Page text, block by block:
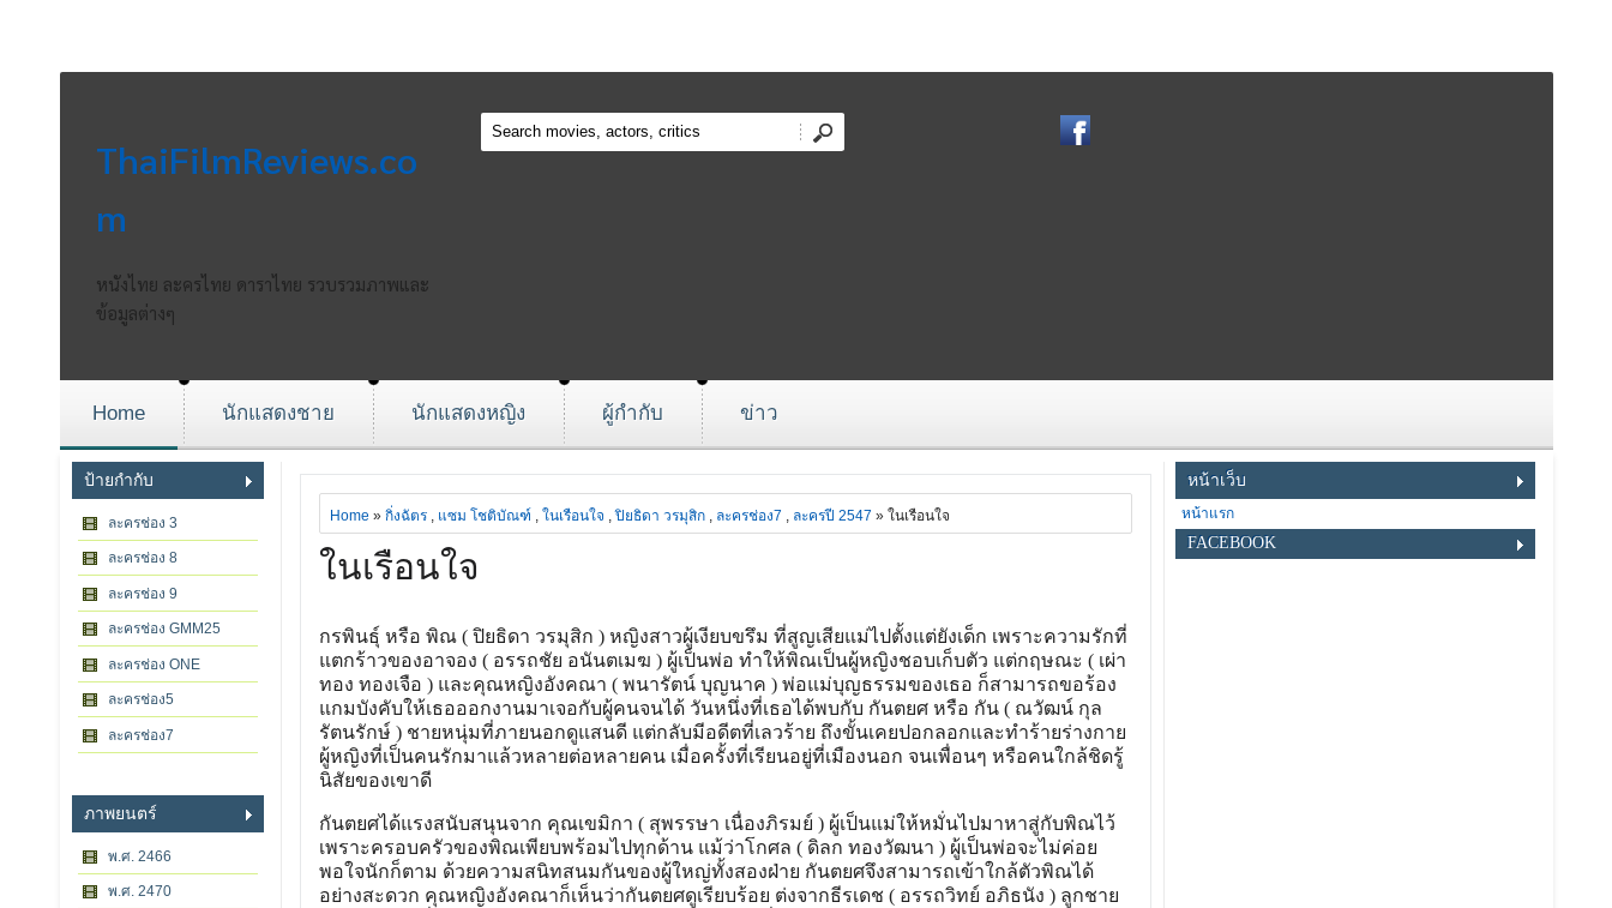
ThaiFilmReviews.co
m
หนังไทย ละครไทย ดาราไทย รวบรวมภาพและ
ข้อมูลต่างๆ
Home นักแสดงชาย นักแสดงหญิง ผู้กำกับ ข่าว
ป้ายกำกับ
ละครช่อง 3
ละครช่อง 8
ละครช่อง 9
ละครช่อง GMM25
ละครช่อง ONE
ละครช่อง5
ละครช่อง7
ภาพยนตร์
พ.ศ. 2466
พ.ศ. 2470
Home » กิ่งฉัตร, แซม โชติบัณฑ์ , ในเรือนใจ ,ปิยธิดา วรมุสิก, ละครช่อง7 , ละครปี 2547 » ในเรือนใจ
ในเรือนใจ
กรพินธุ์ หรือ พิณ ( ปิยธิดา วรมุสิก ) หญิงสาวผู้เงียบขรึม ที่สูญเสียแม่ไปตั้งแต่ยังเด็ก เพราะความรักที่
แตกร้าวของอาจอง ( อรรถชัย อนันตเมฆ ) ผู้เป็นพ่อ ทำให้พิณเป็นผู้หญิงชอบเก็บตัว แต่กฤษณะ ( เผ่า
ทอง ทองเจือ ) และคุณหญิงอังคณา ( พนารัตน์ บุญนาค ) พ่อแม่บุญธรรมของเธอ ก็สามารถขอร้อง
แกมบังคับให้เธอออกงานมาเจอกับผู้คนจนได้ วันหนึ่งที่เธอได้พบกับ กันตยศ หรือ กัน ( ณวัฒน์ กุล
รัตนรักษ์ ) ชายหนุ่มที่ภายนอกดูแสนดี แต่กลับมีอดีตที่เลวร้าย ถึงขั้นเคยปอกลอกและทำร้ายร่างกาย
ผู้หญิงที่เป็นคนรักมาแล้วหลายต่อหลายคน เมื่อครั้งที่เรียนอยู่ที่เมืองนอก จนเพื่อนๆ หรือคนใกล้ชิดรู้
นิสัยของเขาดี
กันตยศได้แรงสนับสนุนจาก คุณเขมิกา ( สุพรรษา เนื่องภิรมย์ ) ผู้เป็นแม่ให้หมั่นไปมาหาสู่กับพิณไว้
เพราะครอบครัวของพิณเพียบพร้อมไปทุกด้าน แม้ว่าโกศล ( ดิลก ทองวัฒนา ) ผู้เป็นพ่อจะไม่ค่อย
พอใจนักก็ตาม ด้วยความสนิทสนมกันของผู้ใหญ่ทั้งสองฝ่าย กันตยศจึงสามารถเข้าใกล้ตัวพิณได้
อย่างสะดวก คุณหญิงอังคณาก็เห็นว่ากันตยศดูเรียบร้อย ต่งจากธีรเดช ( อรรถวิทย์ อภิธนัง ) ลูกชาย
หน้าเว็บ
หน้าแรก
FACEBOOK